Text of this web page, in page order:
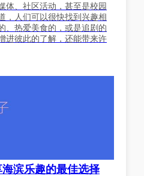
体、社区活动，甚至是校园
，人们可以很快找到兴趣相
、热爱美食的，或是追剧的
进彼此的了解，还能带来许
滨乐趣的最佳选择